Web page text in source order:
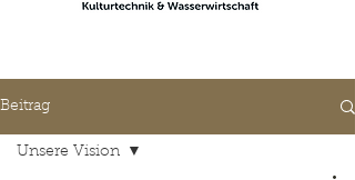
Beitrag
Unsere Vision